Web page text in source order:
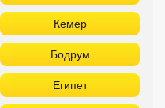
Кемер
Бодрум
Египет